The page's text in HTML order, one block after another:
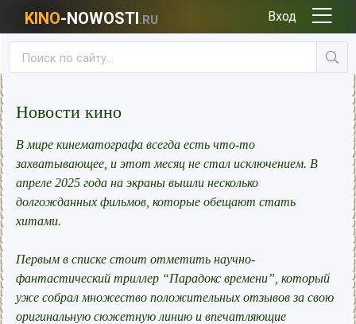
KINO-NOWOSTI.RU Вход
Новости кино
В мире кинематографа всегда есть что-то
захватывающее, и этот месяц не стал исключением. В
апреле 2025 года на экраны вышли несколько
долгожданных фильмов, которые обещают стать
хитами.
Первым в списке стоит отметить научно-
фантастический триллер “Парадокс времени”, который
уже собрал множество положительных отзывов за свою
оригинальную сюжетную линию и впечатляющие